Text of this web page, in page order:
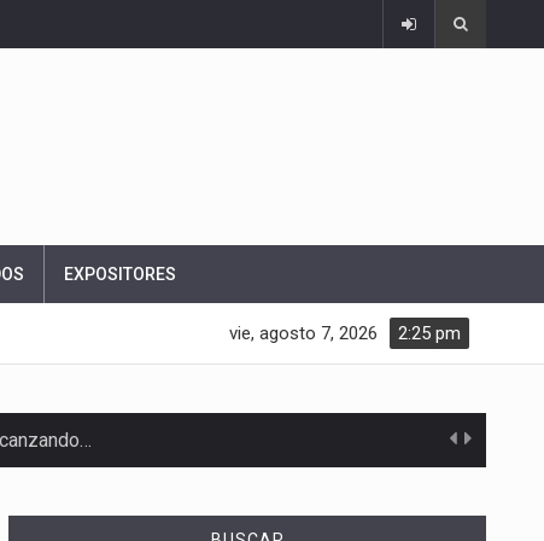
EXPOSITORES
2:25 pm
vie, agosto 7, 2026